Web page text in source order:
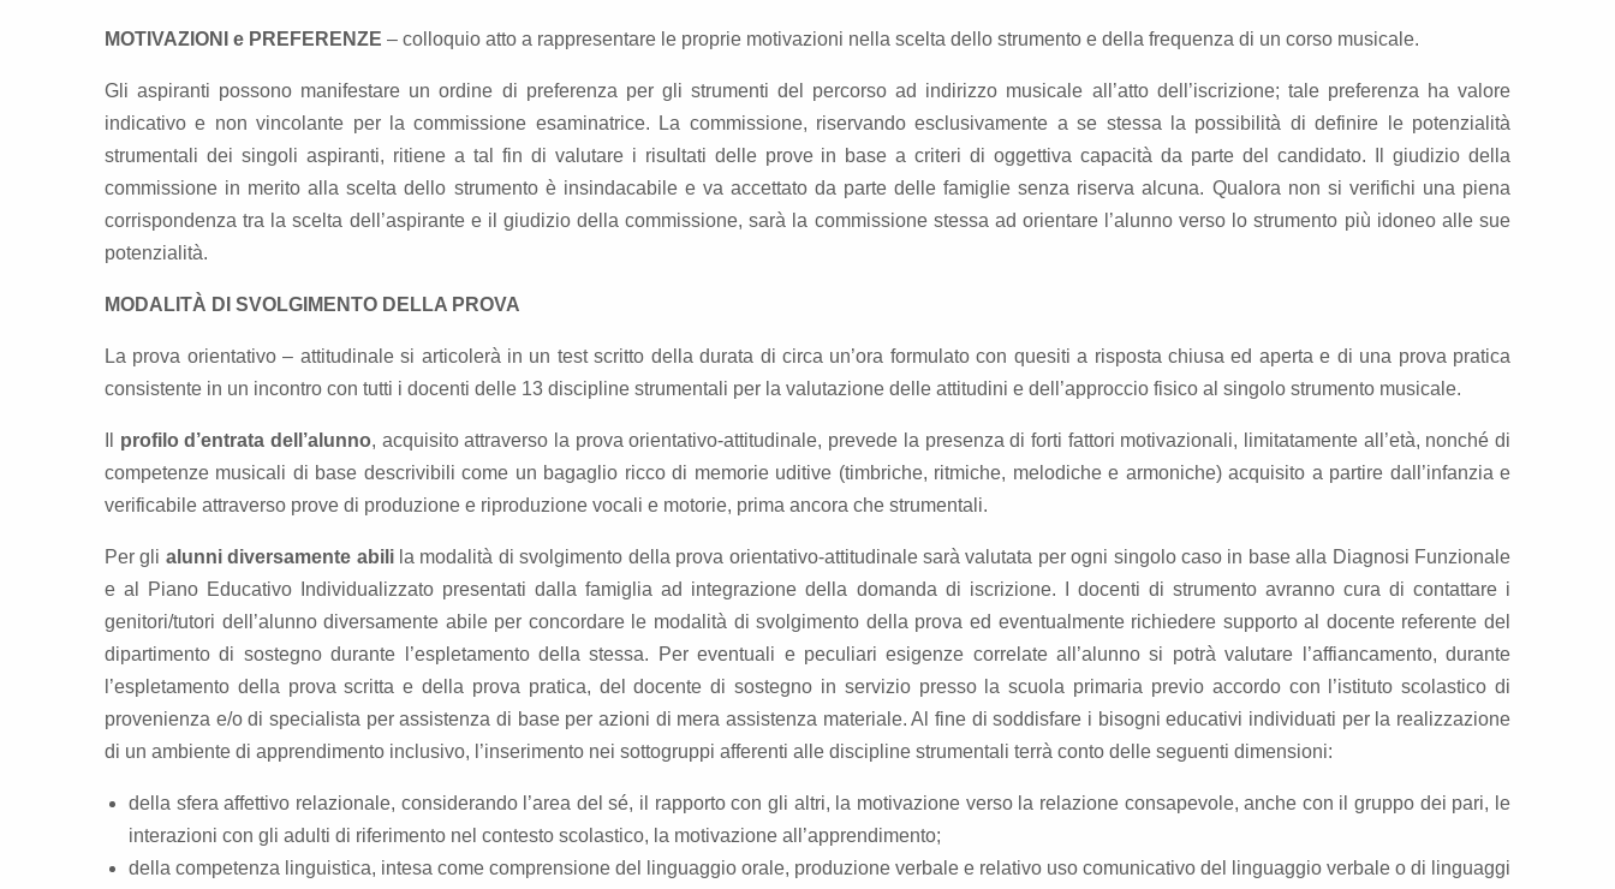
MOTIVAZIONI e PREFERENZE – colloquio atto a rappresentare le proprie motivazioni nella scelta dello strumento e della frequenza di un corso musicale.
Gli aspiranti possono manifestare un ordine di preferenza per gli strumenti del percorso ad indirizzo musicale all’atto dell’iscrizione; tale preferenza ha valore
indicativo e non vincolante per la commissione esaminatrice. La commissione, riservando esclusivamente a se stessa la possibilità di definire le potenzialità
strumentali dei singoli aspiranti, ritiene a tal fin di valutare i risultati delle prove in base a criteri di oggettiva capacità da parte del candidato. Il giudizio della
commissione in merito alla scelta dello strumento è insindacabile e va accettato da parte delle famiglie senza riserva alcuna. Qualora non si verifichi una piena
corrispondenza tra la scelta dell’aspirante e il giudizio della commissione, sarà la commissione stessa ad orientare l’alunno verso lo strumento più idoneo alle sue
potenzialità.
MODALITÀ DI SVOLGIMENTO DELLA PROVA
La prova orientativo – attitudinale si articolerà in un test scritto della durata di circa un’ora formulato con quesiti a risposta chiusa ed aperta e di una prova pratica
consistente in un incontro con tutti i docenti delle 13 discipline strumentali per la valutazione delle attitudini e dell’approccio fisico al singolo strumento musicale.
profilo d’entrata dell’alunno, acquisito attraverso la prova orientativo-attitudinale, prevede la presenza di forti fattori motivazionali, limitatamente all’età, nonché di
competenze musicali di base descrivibili come un bagaglio ricco di memorie uditive (timbriche, ritmiche, melodiche e armoniche) acquisito a partire dall’infanzia e
verificabile attraverso prove di produzione e riproduzione vocali e motorie, prima ancora che strumentali.
Per gli alunni diversamente abilila modalità di svolgimento della prova orientativo-attitudinale sarà valutata per ogni singolo caso in base alla Diagnosi Funzionale
e al Piano Educativo Individualizzato presentati dalla famiglia ad integrazione della domanda di iscrizione. I docenti di strumento avranno cura di contattare i
genitori/tutori dell’alunno diversamente abile per concordare le modalità di svolgimento della prova ed eventualmente richiedere supporto al docente referente del
dipartimento di sostegno durante l’espletamento della stessa. Per eventuali e peculiari esigenze correlate all’alunno si potrà valutare l’affiancamento, durante
l’espletamento della prova scritta e della prova pratica, del docente di sostegno in servizio presso la scuola primaria previo accordo con l’istituto scolastico di
provenienza e/o di specialista per assistenza di base per azioni di mera assistenza materiale. Al fine di soddisfare i bisogni educativi individuati per la realizzazione
di un ambiente di apprendimento inclusivo, l’inserimento nei sottogruppi afferenti alle discipline strumentali terrà conto delle seguenti dimensioni:
della sfera affettivo relazionale, considerando l’area del sé, il rapporto con gli altri, la motivazione verso la relazione consapevole, anche con il gruppo dei pari, le
interazioni con gli adulti di riferimento nel contesto scolastico, la motivazione all’apprendimento;
della competenza linguistica, intesa come comprensione del linguaggio orale, produzione verbale e relativo uso comunicativo del linguaggio verbale o di linguaggi